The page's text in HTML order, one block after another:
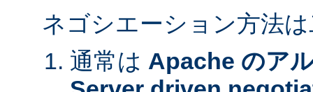
ネゴシエーション方法
通常は Apache のア